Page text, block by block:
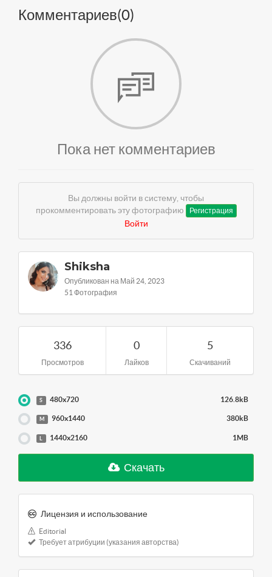
Комментариев(0)
Пока нет комментариев
Вы должны войти в систему, чтобы
прокомментировать эту фотографию
Регистрация
Войти
Shiksha
Опубликован на Май 24, 2023
51 Фотография
336
Просмотров
0
Лайков
5
Скачиваний
S 480x720 126.8kB
M 960x1440 380kB
1440x2160 1MB
Скачать
Лицензия и использование
Editorial
Требует атрибуции (указания авторства)